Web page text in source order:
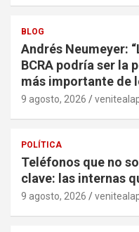
BLOG
Andrés Neumeyer:
BCRA podría ser la
más importante de
9 agosto, 2026
POLÍTICA
Teléfonos que no
clave: las internas
9 agosto, 2026